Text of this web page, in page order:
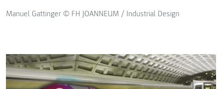
Manuel Gattinger © FH JOANNEUM / Industrial Design